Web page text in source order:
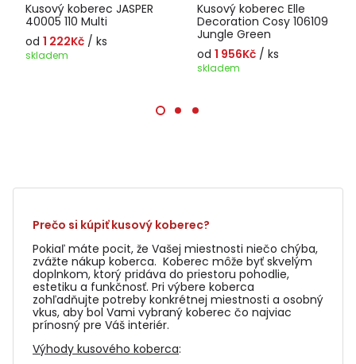
Kusový koberec JASPER
40005 110 Multi
od 1 222Kč / ks
skladem
Kusový koberec Elle
Decoration Cosy 106109
Jungle Green
od 1 956Kč / ks
skladem
Prečo si kúpiť kusový koberec?
Pokiaľ máte pocit, že Vašej miestnosti niečo chýba,
zvážte nákup koberca. Koberec môže byť skvelým
doplnkom, ktorý pridáva do priestoru pohodlie,
estetiku a funkčnosť. Pri výbere koberca
zohľadňujte potreby konkrétnej miestnosti a osobný
vkus, aby bol Vami vybraný koberec čo najviac
prínosný pre Váš interiér.
Výhody kusového koberca: